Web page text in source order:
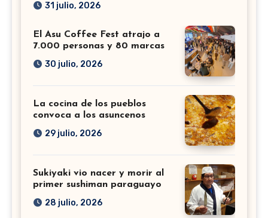
31 julio, 2026
El Asu Coffee Fest atrajo a
7.000 personas y 80 marcas
30 julio, 2026
La cocina de los pueblos
convoca a los asuncenos
29 julio, 2026
Sukiyaki vio nacer y morir al
primer sushiman paraguayo
28 julio, 2026